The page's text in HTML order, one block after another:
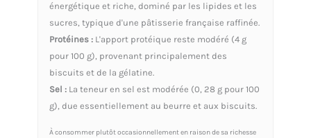
énergétique et riche, dominé par les lipides et les
sucres, typique d'une pâtisserie française raffinée.
Protéines : L'apport protéique reste modéré (4 g
pour 100 g), provenant principalement des
biscuits et de la gélatine.
Sel : La teneur en sel est modérée (0, 28 g pour 100
g), due essentiellement au beurre et aux biscuits.
À consommer plutôt occasionnellement en raison de sa richesse